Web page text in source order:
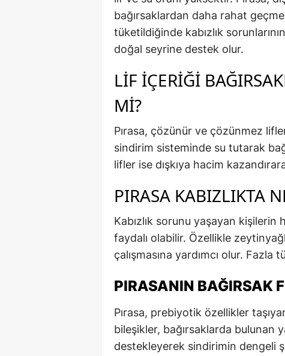
bağırsaklardan daha rahat
tüketildiğinde kabızlık
doğal seyrine destek olur.
LIF İÇERIĞI
MI?
Pırasa, çözünür ve çözünmez
sindirim sisteminde su tutarak
lifler ise dışkıya hacim
PIRASA KABIZLIKTA
Kabızlık sorunu yaşayan
faydalı olabilir. Özellikle
çalışmasına yardımcı olur.
PIRASANIN BAĞIRSAK
Pırasa, prebiyotik özellikler
bileşikler, bağırsaklarda bulunan
destekleyerek sindirimin dengeli